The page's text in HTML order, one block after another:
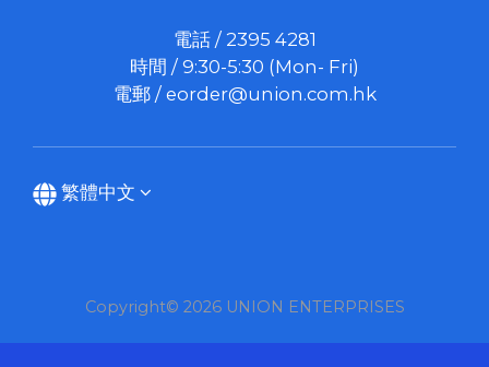
電話 / 2395 4281
時間 / 9:30-5:30 (Mon- Fri)
電郵 / eorder@union.com.hk
繁體中文
Copyright© 2026 UNION ENTERPRISES